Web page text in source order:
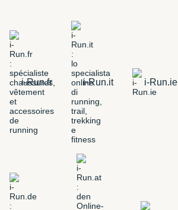
i-Run.fr i-Run.it i-Run.ie